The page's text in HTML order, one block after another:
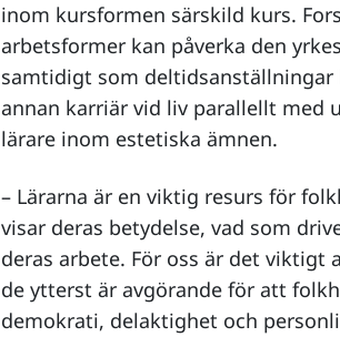
inom kursformen särskild kurs.
arbetsformer kan påverka den
samtidigt som
annan karriär vid liv parallellt med
lärare inom estetiska ämnen.
– Lärarna är en viktig resurs för
visar deras betydelse, vad som
deras arbete. För oss är det
de ytterst är avgörande för att
demokrati, delaktighet och